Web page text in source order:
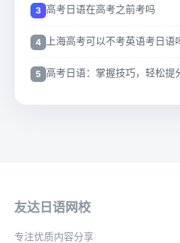
高考日语在高考之前考吗
上海高考可以不考英语考日语
高考日语：掌握技巧，轻松提
友达日语网校
专注优质内容分享